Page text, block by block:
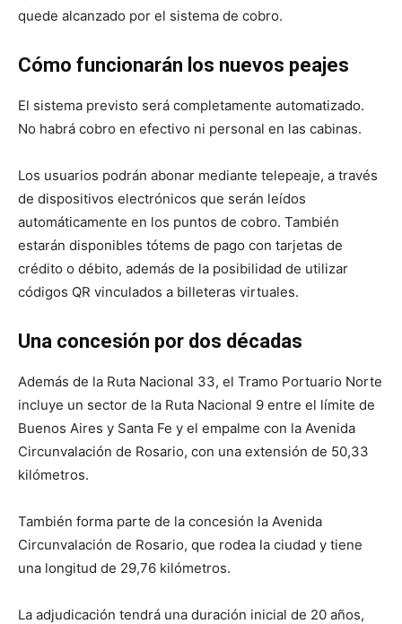
quede alcanzado por el sistema de cobro.
Cómo funcionarán los nuevos peajes
El sistema previsto será completamente automatizado.
No habrá cobro en efectivo ni personal en las cabinas.
Los usuarios podrán abonar mediante telepeaje, a través
de dispositivos electrónicos que serán leídos
automáticamente en los puntos de cobro. También
estarán disponibles tótems de pago con tarjetas de
crédito o débito, además de la posibilidad de utilizar
códigos QR vinculados a billeteras virtuales.
Una concesión por dos décadas
Además de la Ruta Nacional 33, el Tramo Portuario Norte
incluye un sector de la Ruta Nacional 9 entre el límite de
Buenos Aires y Santa Fe y el empalme con la Avenida
Circunvalación de Rosario, con una extensión de 50,33
kilómetros.
También forma parte de la concesión la Avenida
Circunvalación de Rosario, que rodea la ciudad y tiene
una longitud de 29,76 kilómetros.
La adjudicación tendrá una duración inicial de 20 años,